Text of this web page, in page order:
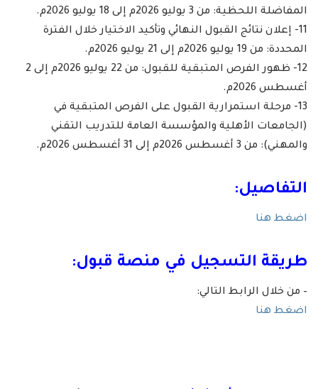
المفاضلة اللحظية: من 3 يوليو 2026م إلى 18 يوليو 2026م.
11- إعلان نتائج القبول النهائي وتأكيد الاختيار خلال الفترة
المحددة: من 19 يوليو 2026م إلى 21 يوليو 2026م.
12- ظهور الفرص المتبقية للقبول: من 22 يوليو 2026م إلى 2
أغسطس 2026م.
13- مرحلة استمرارية القبول على الفرص المتبقية في
(الجامعات الأهلية والمؤسسة العامة للتدريب التقني
والمهني): من 3 أغسطس 2026م إلى 31 أغسطس 2026م.
التفاصيل:
اضغط هنا
طريقة التسجيل في منصة قبول:
– من خلال الرابط التالي:
اضغط هنا